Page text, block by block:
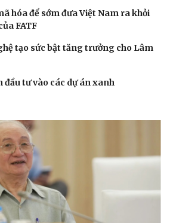
hóa để sớm đưa Việt Nam ra khỏi
FATF
tạo sức bật tăng trưởng cho Lâm
đầu tư vào các dự án xanh